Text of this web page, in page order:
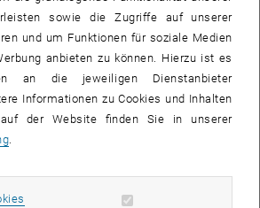
der Wiener Vorlesungen:
Wissens, Band XXX
– 2017
Navigation
6
sowie die Zugriffe auf unserer
und um Funktionen für soziale Medien
anbieten zu können. Hierzu ist es
an die jeweiligen Dienstanbieter
Informationen zu Cookies und Inhalten
der Website finden Sie in unserer
.
Erforderliche Cookies zulassen